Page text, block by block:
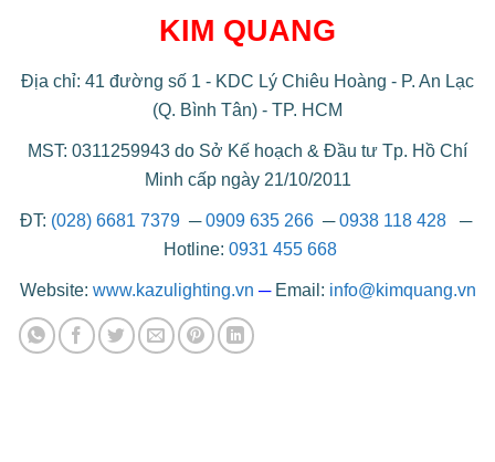
KIM QUANG
Địa chỉ: 41 đường số 1 - KDC Lý Chiêu Hoàng - P. An Lạc
(Q. Bình Tân) - TP. HCM
MST: 0311259943 do Sở Kế hoạch & Đầu tư Tp. Hồ Chí
Minh cấp ngày 21/10/2011
ĐT: (028) 6681 7379 ─0909 635 266─0938 118 428─
Hotline: 0931 455 668
Website: www.kazulighting.vn ─ Email: info@kimquang.vn